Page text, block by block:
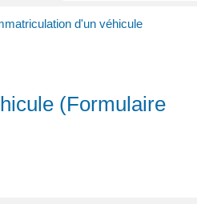
d'un véhicule
(Formulaire